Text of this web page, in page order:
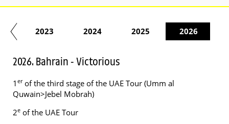
2023 2024 2025 2026
2026. Bahrain - Victorious
1 erof the third stage of the UAE Tour (Umm al
Quwain>Jebel Mobrah)
2e of the UAE Tour